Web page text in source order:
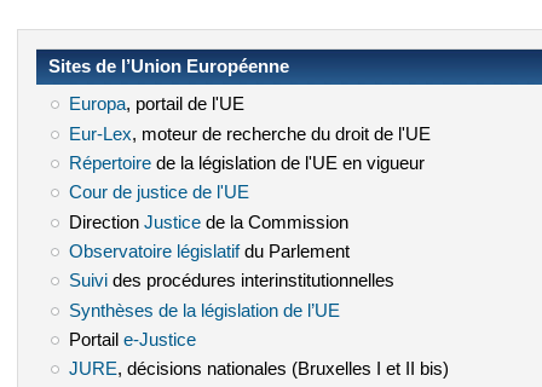
Sites de l’Union Européenne
Europa(le lien est externe)
, portail de l'UE
Eur-Lex (le lien est externe)
, moteur de recherche du droit de l'UE
Répertoire(le lien est externe)
de la législation de l'UE en vigueur
Cour de justice de l'UE
Direction Justice(le lien est externe)
de la Commission
Observatoire législatif(le lien est externe)
du Parlement
Suivi(le lien est externe)
des procédures interinstitutionnelles
Synthèses de la législation de l’UE
Portail e-Justice(le lien est externe)
JURE(le lien est externe)
, décisions nationales (Bruxelles I et II bis)